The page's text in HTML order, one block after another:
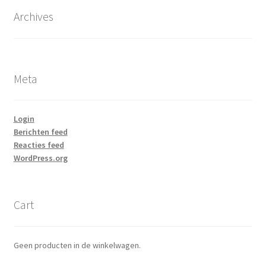
Archives
Meta
Login
Berichten feed
Reacties feed
WordPress.org
Cart
Geen producten in de winkelwagen.